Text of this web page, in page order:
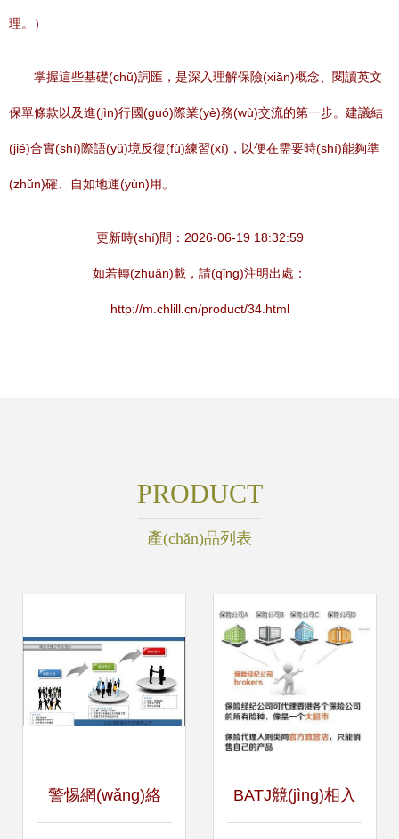
理。）
掌握這些基礎(chǔ)詞匯，是深入理解保險(xiǎn)概念、閱讀英文
保單條款以及進(jìn)行國(guó)際業(yè)務(wù)交流的第一步。建議結
(jié)合實(shí)際語(yǔ)境反復(fù)練習(xí)，以便在需要時(shí)能夠準
(zhǔn)確、自如地運(yùn)用。
更新時(shí)間：2026-06-19 18:32:59
如若轉(zhuǎn)載，請(qǐng)注明出處：
http://m.chlill.cn/product/34.html
PRODUCT
產(chǎn)品列表
警惕網(wǎng)絡 BATJ競(jìng)相入